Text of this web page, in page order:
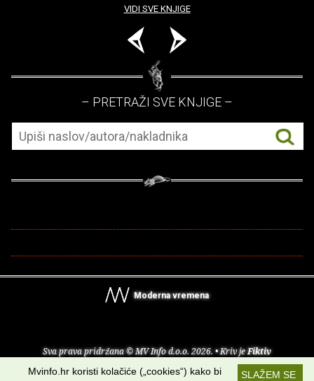
VIDI SVE KNJIGE
– PRETRAŽI SVE KNJIGE –
Moderna vremena
Sva prava pridržana © MV Info d.o.o. 2026. • Kriv jeFiktiv
Uvjeti korištenja RSS kanaliSLAŽEM SE
Mvinfo.hr koristi kolačiće („cookies“) kako bi